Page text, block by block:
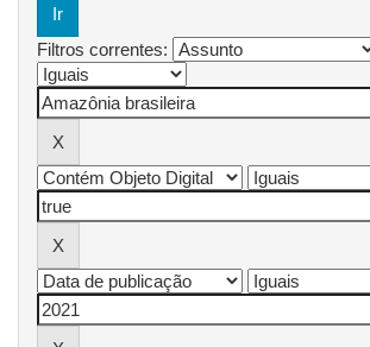
Filtros correntes: